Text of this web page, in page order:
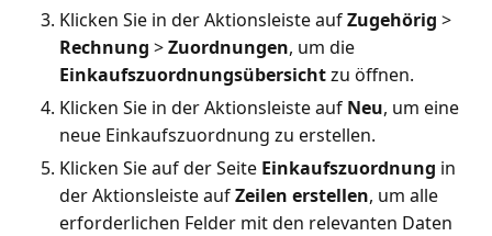
Klicken Sie in der Aktionsleiste aufZugehörig >
Rechnung >Zuordnungen, um die
Einkaufszuordnungsübersichtzu öffnen.
Klicken Sie in der Aktionsleiste auf Neu, um eine
neue Einkaufszuordnung zu erstellen.
Klicken Sie auf der Seite Einkaufszuordnung in
der Aktionsleiste aufZeilen erstellen, um alle
erforderlichen Felder mit den relevanten Daten